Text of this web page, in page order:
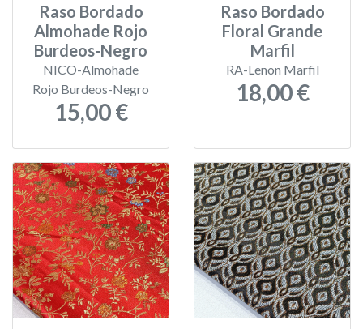
Raso Bordado
Almohade Rojo
Burdeos-Negro
NICO-Almohade
Rojo Burdeos-Negro
15,00 €
Raso Bordado
Floral Grande
Marfil
RA-Lenon Marfil
18,00 €